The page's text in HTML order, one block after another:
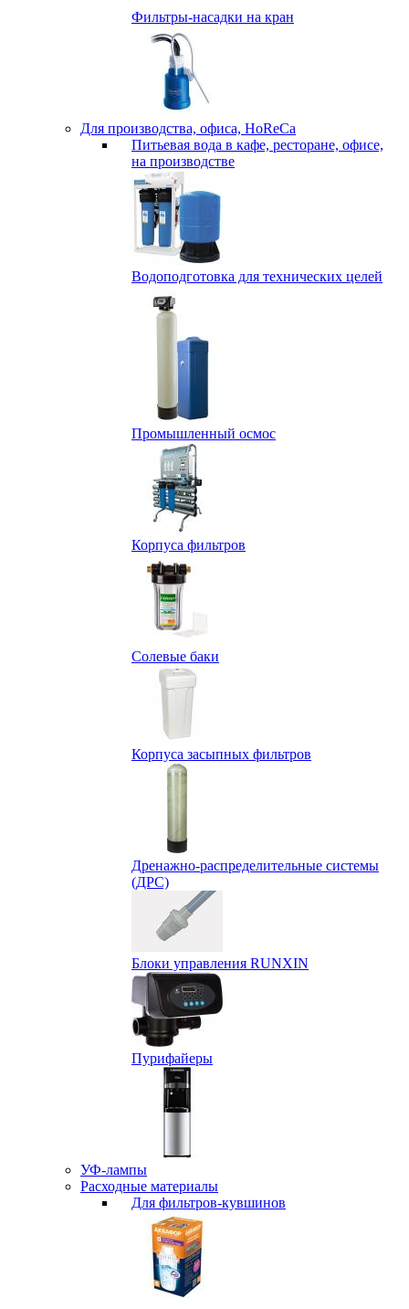
Фильтры-насадки на кран
Для производства, офиса, HoReCa
Питьевая вода в кафе, ресторане, офисе,
на производстве
Водоподготовка для технических целей
Промышленный осмос
Корпуса фильтров
Солевые баки
Корпуса засыпных фильтров
Дренажно-распределительные системы
(ДРС)
Блоки управления RUNXIN
Пурифайеры
УФ-лампы
Расходные материалы
Для фильтров-кувшинов